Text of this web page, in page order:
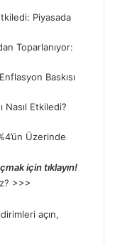
Piyasada
Toparlanıyor:
Baskısı
Nasıl Etkiledi?
Üzerinde
için tıklayın!
>>>
açın,